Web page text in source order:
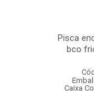
Pisca
bco
Caixa